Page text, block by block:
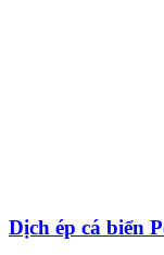
Dịch ép cá biển